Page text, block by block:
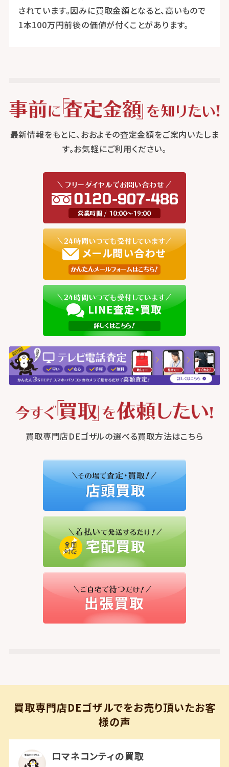
されています。因みに買取金額となると、高いもので
1本100万円前後の価値が付くことがあります。
最新情報をもとに、おおよその査定金額をご案内いたしま
す。お気軽にご利用ください。
買取専門店DEゴザルの選べる買取方法はこちら
買取専門店DEゴザルでをお売り頂いたお客
様の声
ロマネコンティの買取